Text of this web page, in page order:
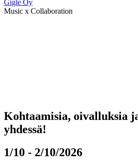
Gigle Oy
Music x Collaboration
Kohtaamisia, oivalluksia
yhdessä!
1/10 - 2/10/2026